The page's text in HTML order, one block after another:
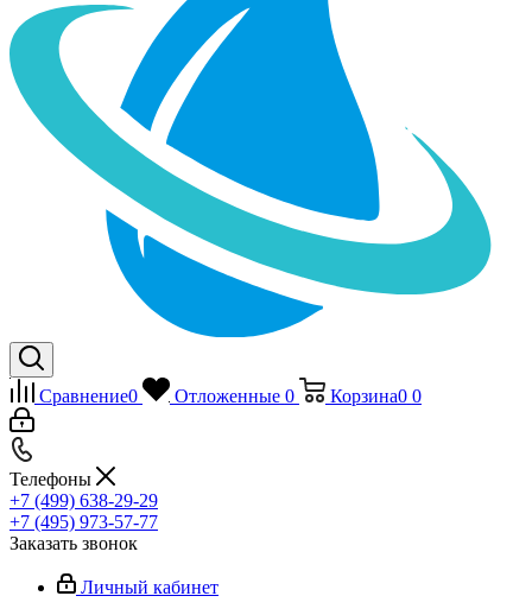
Сравнение0 Отложенные 0 Корзина0 0
Телефоны
+7 (499) 638-29-29
+7 (495) 973-57-77
Заказать звонок
Личный кабинет